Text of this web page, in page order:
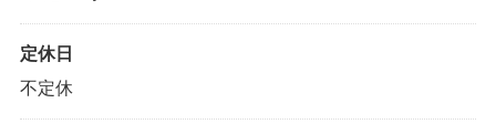
定休日
不定休